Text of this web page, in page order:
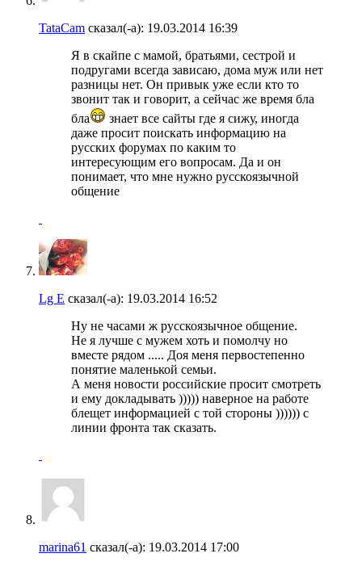
TataCam сказал(-а): 19.03.2014 16:39
Я в скайпе с мамой, братьями, сестрой и
подругами всегда зависаю, дома муж или нет
разницы нет. Он привык уже если кто то
звонит так и говорит, а сейчас же время бла
бла
знает все сайты где я сижу, иногда
даже просит поискать информацию на
русских форумах по каким то
интересующим его вопросам. Да и он
понимает, что мне нужно русскоязычной
общение
Lg E сказал(-а): 19.03.2014 16:52
Ну не часами ж русскоязычное общение.
Не я лучше с мужем хоть и помолчу но
вместе рядом ..... Доя меня первостепенно
понятие маленькой семьи.
А меня новости российские просит смотреть
и ему докладывать ))))) наверное на работе
блещет информацией с той стороны )))))) с
линии фронта так сказать.
marina61 сказал(-а): 19.03.2014 17:00